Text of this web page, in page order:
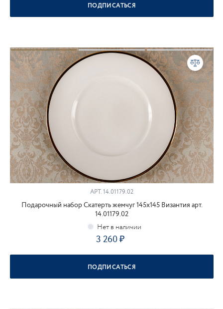
ПОДПИСАТЬСЯ
АРТ.14.01179.02
Подарочный набор Скатерть жемчуг 145x145 Византия арт.
14.01179.02
3 260
ПОДПИСАТЬСЯ